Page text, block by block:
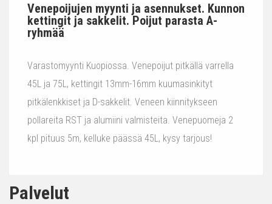
Venepoijujen myynti ja asennukset. Kunnon
kettingit ja sakkelit. Poijut parasta A-
ryhmää
Varastomyynti Kuopiossa. Venepoijut pitkällä varrella
45L ja 75L, kettingit 13mm-16mm kuumasinkityt
pitkälenkkiset ja D-sakkelit. Veneen kiinnitykseen
pollareita RST ja alumiini valmisteita. Venepuomeja 2
kpl pituus 5m, kelluke päässä 45L, kysy tarjous!
Palvelut